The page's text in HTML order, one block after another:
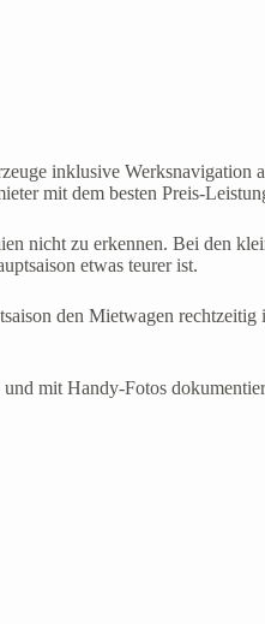
inklusive Werksnavigation
mit dem besten Preis-
nicht zu erkennen. Bei den
etwas teurer ist.
den Mietwagen rechtzeitig
mit Handy-Fotos